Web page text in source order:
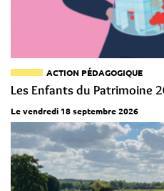
ACTION PÉDAGOGIQUE
Les Enfants du Patrimoine
Le vendredi 18 septembre 2026